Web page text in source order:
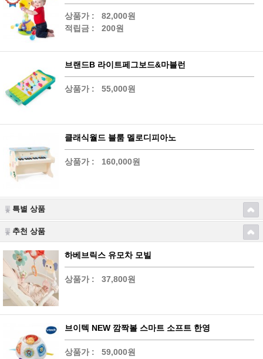
상품가 :
82,000원
적립금 :
200원
브랜드B 라이트페그보드&마블런
상품가 : 55,000원
클래식월드 블룸 멜로디피아노
상품가 : 160,000원
특별 상품
추천 상품
하베브릭스 유모차 모빌
상품가 : 37,800원
브이텍 NEW 깜짝볼 스마트 소프트 한영
상품가 : 59,000원